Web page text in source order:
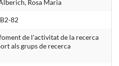
Rosa Maria
82
de l'activitat de la recerca
als grups de recerca